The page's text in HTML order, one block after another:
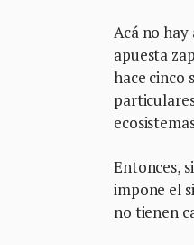
Acá no hay
apuesta
hace cinco
Entonces,
impone el
no tienen